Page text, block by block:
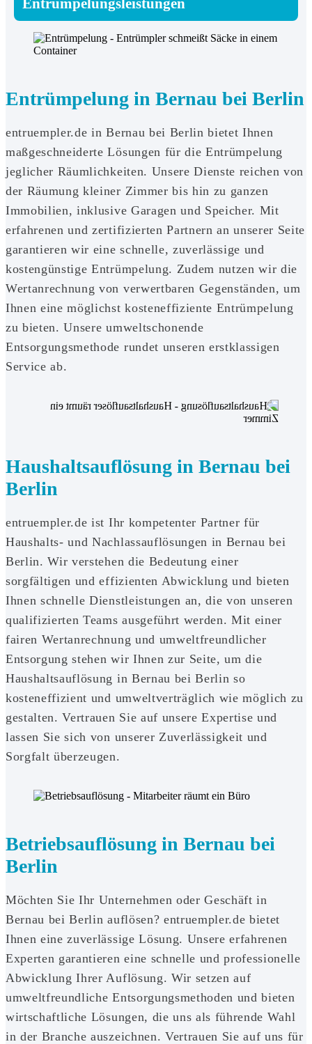
Entrümpelung in Bernau bei Berlin
entruempler.de in Bernau bei Berlin bietet Ihnen
maßgeschneiderte Lösungen für die Entrümpelung
jeglicher Räumlichkeiten. Unsere Dienste reichen von
der Räumung kleiner Zimmer bis hin zu ganzen
Immobilien, inklusive Garagen und Speicher. Mit
erfahrenen und zertifizierten Partnern an unserer Seite
garantieren wir eine schnelle, zuverlässige und
kostengünstige Entrümpelung. Zudem nutzen wir die
Wertanrechnung von verwertbaren Gegenständen, um
Ihnen eine möglichst kosteneffiziente Entrümpelung
zu bieten. Unsere umweltschonende
Entsorgungsmethode rundet unseren erstklassigen
Service ab.
Haushaltsauflösung in Bernau bei
Berlin
entruempler.de ist Ihr kompetenter Partner für
Haushalts- und Nachlassauflösungen in Bernau bei
Berlin. Wir verstehen die Bedeutung einer
sorgfältigen und effizienten Abwicklung und bieten
Ihnen schnelle Dienstleistungen an, die von unseren
qualifizierten Teams ausgeführt werden. Mit einer
fairen Wertanrechnung und umweltfreundlicher
Entsorgung stehen wir Ihnen zur Seite, um die
Haushaltsauflösung in Bernau bei Berlin so
kosteneffizient und umweltverträglich wie möglich zu
gestalten. Vertrauen Sie auf unsere Expertise und
lassen Sie sich von unserer Zuverlässigkeit und
Sorgfalt überzeugen.
Betriebsauflösung in Bernau bei
Berlin
Möchten Sie Ihr Unternehmen oder Geschäft in
Bernau bei Berlin auflösen? entruempler.de bietet
Ihnen eine zuverlässige Lösung. Unsere erfahrenen
Experten garantieren eine schnelle und professionelle
Abwicklung Ihrer Auflösung. Wir setzen auf
umweltfreundliche Entsorgungsmethoden und bieten
wirtschaftliche Lösungen, die uns als führende Wahl
in der Branche auszeichnen. Vertrauen Sie auf uns für